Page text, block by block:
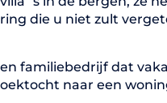
die u niet zult
familiebedrijf dat
naar een